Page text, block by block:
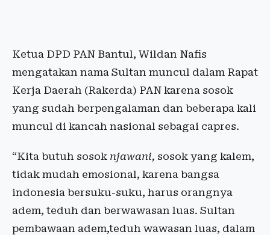
Ketua DPD PAN Bantul, Wildan Nafis
mengatakan nama Sultan muncul dalam Rapat
Kerja Daerah (Rakerda) PAN karena sosok
yang sudah berpengalaman dan beberapa kali
muncul di kancah nasional sebagai capres.
“Kita butuh sosok njawani, sosok yang kalem,
tidak mudah emosional, karena bangsa
indonesia bersuku-suku, harus orangnya
adem, teduh dan berwawasan luas. Sultan
pembawaan adem,teduh wawasan luas, dalam